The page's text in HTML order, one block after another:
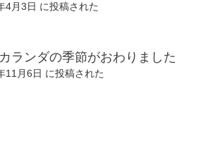
4月3日 に投稿された
ランダの季節がおわりました
11月6日 に投稿された